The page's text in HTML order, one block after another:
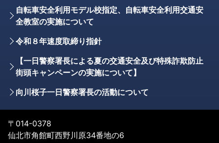
自転車安全利用モデル校指定、自転車安全利用交通安
全教室の実施について
令和８年速度取締り指針
【一日警察署長による夏の交通安全及び特殊詐欺防止
街頭キャンペーンの実施について】
向川桜子一日警察署長の活動について
〒014-0378
仙北市角館町西野川原34番地の6